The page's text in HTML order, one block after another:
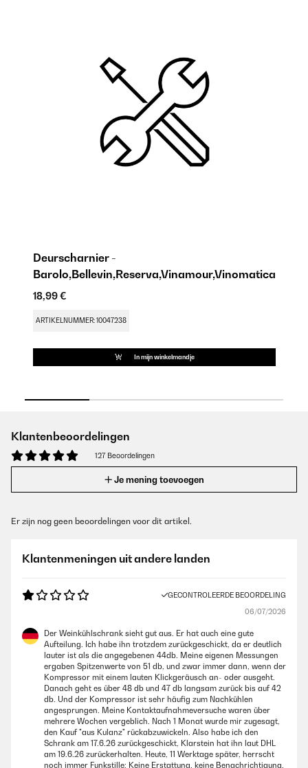
Deurscharnier -
Barolo,Bellevin,Reserva,Vinamour,Vinomatica
18,99 €
ARTIKELNUMMER: 10047238
In mijn winkelmandje
Klantenbeoordelingen
127 Beoordelingen
Je mening toevoegen
Er zijn nog geen beoordelingen voor dit artikel.
Klantenmeningen uit andere landen
GECONTROLEERDE BEOORDELING
06/07/2026
Der Weinkühlschrank sieht gut aus. Er hat auch eine gute
Aufteilung. Ich habe ihn trotzdem zurückgeschickt, da er deutlich
lauter ist als die angegebenen 44db. Meine eigenen Messungen
ergaben Spitzenwerte von 51 db, und zwar immer dann, wenn der
Kompressor mit einem lauten Klickgeräusch an- oder ausgeht.
Danach geht es über 48 db und 47 db langsam zurück bis auf 42
db. Und der Kompressor ist sehr häufig zum Nachkühlen
angesprungen. Meine Kontaktaufnahmeversuche waren über
mehrere Wochen vergeblich. Nach 1 Monat wurde mir zugesagt,
den Kauf "aus Kulanz" rückabzuwickeln. Also habe ich den
Schrank am 17.6.26 zurückgeschickt, Klarstein hat ihn laut DHL
am 19.6.26 zurückerhalten. Heute, 11 Werktage später, herrscht
noch immer Funkstille: Keine Erstattung, keine Benachrichtigung.